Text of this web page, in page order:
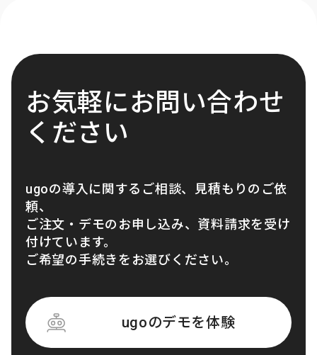
お気軽にお問い合わせ
ください
ugoの導入に関するご相談、見積もりのご依
頼、
ご注文・デモのお申し込み、資料請求を受け
付けています。
ご希望の手続きをお選びください。
ugoのデモを体験